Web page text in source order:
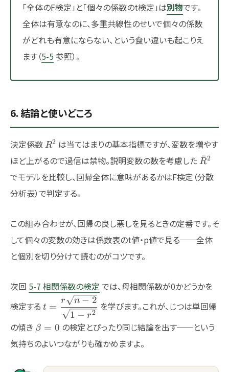
「全体のF検定」と「個々の係数のt検定」は別物です。
全体は有意なのに、多重共線性のせいで個々の係数
がどれも有意にならない、という食い違いも起こりえ
ます（5-5 参照）。
6. 結論と使いどころ
決定係数 R^2
R2 は当てはまりの基本指標ですが、変数を増やす
ほど上がるので過信は禁物。説明変数の数を考慮した R
ˉ2
でモデルを比較し、回帰全体に意味があるかはF検定（分散
分析表）で判定する。
この組み合わせが、回帰の良し悪しを見るときの定番です。そ
して個々の変数の効きは係数表のt値・p値で見る──全体
と個別を切り分けて読むのがコツです。
次回 5-7 相関係数の検定 では、母相関係数が0かどうかを
検定する
t=\dfrac{r\sqrt{n-
2}}{\sqrt{1-r^2}}
t =
1 − r2
r n − 2
を学びます。これが、じつは単回帰
の傾き \beta=0
β = 0 の検定とぴったり同じ結論を出す──という
気持ちのよいつながりも確かめますよ。